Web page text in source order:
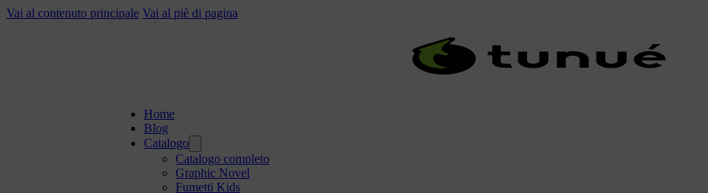
Vai al contenuto principale Vai al piè di pagina
Home
Blog
Catalogo
Catalogo completo
Graphic Novel
Fumetti Kids